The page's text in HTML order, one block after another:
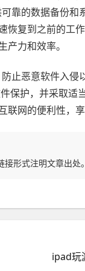
靠的数据备份和
恢复到之前的工
力和效率。
止恶意软件入侵
保护，并采取适
网的便利性，
形式注明文章出处。
ipad玩